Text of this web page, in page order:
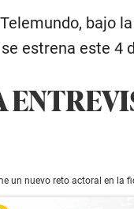
bajo
estrena este 4
un nuevo reto actoral en la